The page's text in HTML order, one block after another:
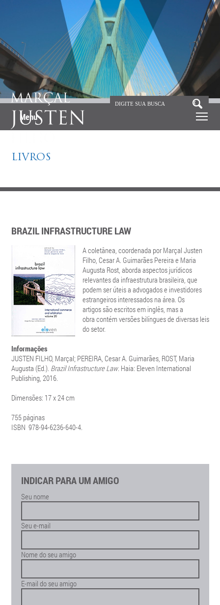
Menu
LIVROS
BRAZIL INFRASTRUCTURE LAW
A coletânea, coordenada por Marçal Justen
Filho, Cesar A. Guimarães Pereira e Maria
Augusta Rost, aborda aspectos jurídicos
relevantes da infraestrutura brasileira, que
podem ser úteis a advogados e investidores
estrangeiros interessados na área. Os
artigos são escritos em inglês, mas a
obra contém versões bilíngues de diversas leis
do setor.
Informações
JUSTEN FILHO, Marçal; PEREIRA, Cesar A. Guimarães, ROST, Maria
Augusta (Ed.). Brazil Infrastructure Law. Haia: Eleven International
Publishing, 2016.
Dimensões: 17 x 24 cm
755 páginas
ISBN 978-94-6236-640-4.
INDICAR PARA UM AMIGO
Seu nome
Seu e-mail
Nome do seu amigo
E-mail do seu amigo